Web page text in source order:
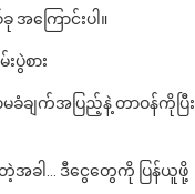
ကြောင်းပါ။
စား
ချက်အပြည့်နဲ့ တာဝန်ကိုပြီး
ခါ… ဒီငွေတွေကို ပြန်ယူဖို့